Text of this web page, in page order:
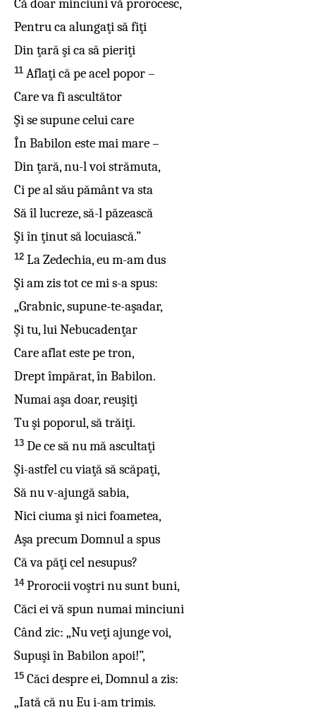
Că doar minciuni vă prorocesc,
Pentru ca alungaţi să fiţi
Din ţară şi ca să pieriţi
11 Aflaţi că pe acel popor –
Care va fi ascultător
Şi se supune celui care
În Babilon este mai mare –
Din ţară, nu-l voi strămuta,
Ci pe al său pământ va sta
Să îl lucreze, să-l păzească
Şi în ţinut să locuiască.”
12 La Zedechia, eu m-am dus
Şi am zis tot ce mi s-a spus:
„Grabnic, supune-te-aşadar,
Şi tu, lui Nebucadenţar
Care aflat este pe tron,
Drept împărat, în Babilon.
Numai aşa doar, reuşiţi
Tu şi poporul, să trăiţi.
13 De ce să nu mă ascultaţi
Şi-astfel cu viaţă să scăpaţi,
Să nu v-ajungă sabia,
Nici ciuma şi nici foametea,
Aşa precum Domnul a spus
Că va păţi cel nesupus?
14 Prorocii voştri nu sunt buni,
Căci ei vă spun numai minciuni
Când zic: „Nu veţi ajunge voi,
Supuşi în Babilon apoi!”,
15 Căci despre ei, Domnul a zis:
„Iată că nu Eu i-am trimis.